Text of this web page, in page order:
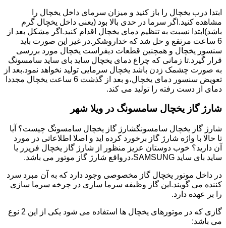
ابتدا درب یخچال را باز کنید و میزان سرمای داخل یخچال را
مشاهده کنید.اگر سرما در حدی بالا بود (یعنی داخل یخچال گرم
باشد)ابتدا نسبت به تنظیم دمای یخچال اقدام کنید.اگر مشکل بعد از
6 ساعت مرتفع و حل شد که خداروشکر.در غیر این صورت باید
سنسور یخچال و همچنین قطعات دیفراست یخچال مورد بررسی
قرار گیرد.تا زمانی که چراغ دمای یخچال ساید بای ساید سامسونگ
به صورت چشمک زدن باشد یخچال سرمایی تولید نخواهد نمود.بعد از
تعویض سنسور دمای یخچال،و بعد از گذشت 6 ساعت یخچال مجددا
دمای از دست رفته را تولید می کند.
شارژ گاز یخچال سامسونگ در ویلا شهر
شارژ گاز یخچال سامسونگشارژ گاز یخچال سامسونگ چیست؟ آیا
تا حالا با واژه شارژ گاز برخورد کرده اید و اصلا اطلاعاتی در مورد
آن دارید؟ خوب دوستان عزیز منظور از شارژ گاز یخچال فریزر یا
ساید بای ساید SAMSUNG،درواقع شارژ گاز موتور می باشد.
در داخل موتور یخچال گاز مخصوصی وجود دارد که به آن مبرد سرد
کننده می گویند.این گاز وظیفه سرما سازی در چرخه سرما سازی
را بر عهده دارد.
گازی که در موتورهای یخچال ها استفاده می شود یکی از این 2 نوع
می باشد: